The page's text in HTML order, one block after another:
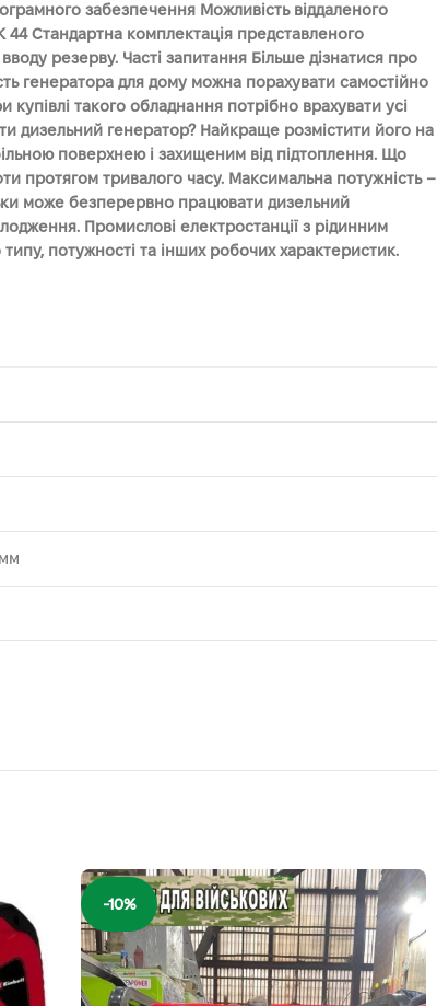
забезпечення Можливість віддаленого
44 Стандартна комплектація представленого
резерву. Часті запитання Більше дізнатися про
генератора для дому можна порахувати самостійно
такого обладнання потрібно врахувати усі
дизельний генератор? Найкраще розмістити його на
поверхнею і захищеним від підтоплення. Що
протягом тривалого часу. Максимальна потужність –
може безперервно працювати дизельний
Промислові електростанції з рідинним
потужності та інших робочих характеристик.
-10%